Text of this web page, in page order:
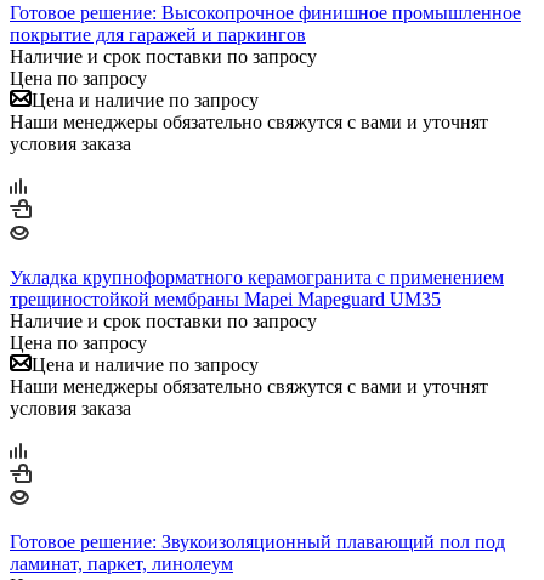
Готовое решение: Высокопрочное финишное промышленное
покрытие для гаражей и паркингов
Наличие и срок поставки по запросу
Цена по запросу
Цена и наличие по запросу
Наши менеджеры обязательно свяжутся с вами и уточнят
условия заказа
Укладка крупноформатного керамогранита с применением
трещиностойкой мембраны Mapei Mapeguard UM35
Наличие и срок поставки по запросу
Цена по запросу
Цена и наличие по запросу
Наши менеджеры обязательно свяжутся с вами и уточнят
условия заказа
Готовое решение: Звукоизоляционный плавающий пол под
ламинат, паркет, линолеум